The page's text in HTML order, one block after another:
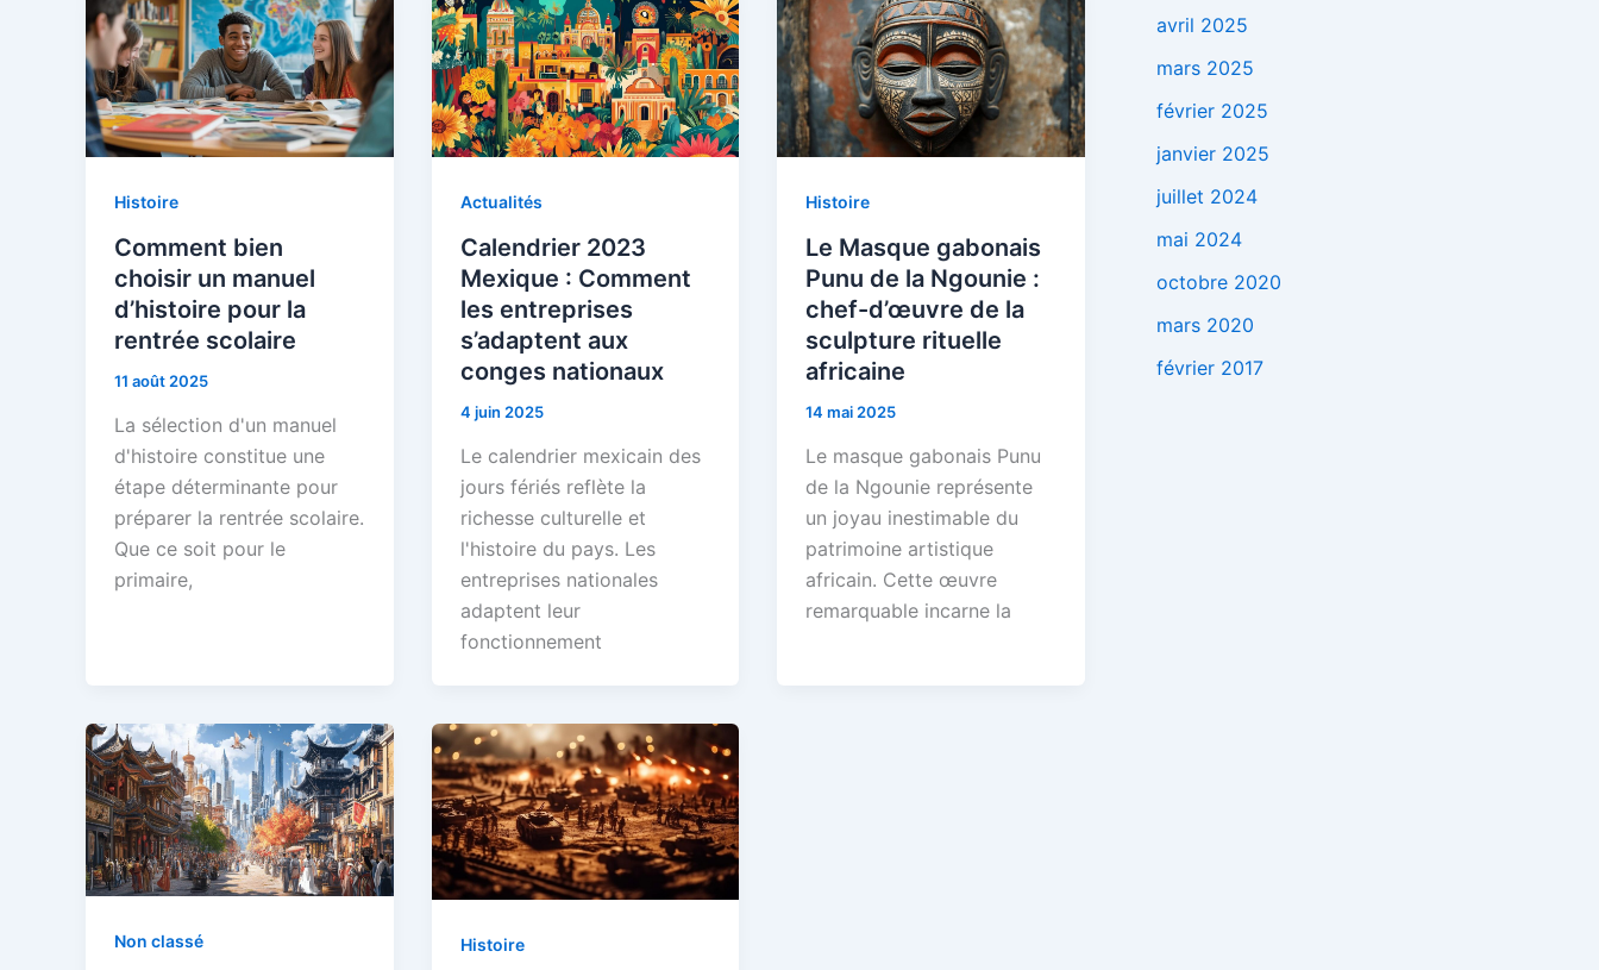
Histoire
Comment bien
choisir un manuel
d’histoire pour la
rentrée scolaire
11 août 2025
La sélection d'un manuel
d'histoire constitue une
étape déterminante pour
préparer la rentrée scolaire.
Que ce soit pour le
primaire,
Actualités
Calendrier 2023
Mexique : Comment
les entreprises
s’adaptent aux
conges nationaux
4 juin 2025
Le calendrier mexicain des
jours fériés reflète la
richesse culturelle et
l'histoire du pays. Les
entreprises nationales
adaptent leur
fonctionnement
Histoire
Le Masque gabonais
Punu de la Ngounie :
chef-d’œuvre de la
sculpture rituelle
africaine
14 mai 2025
Le masque gabonais Punu
de la Ngounie représente
un joyau inestimable du
patrimoine artistique
africain. Cette œuvre
remarquable incarne la
Non classé Histoire
avril 2025
mars 2025
février 2025
janvier 2025
juillet 2024
mai 2024
octobre 2020
mars 2020
février 2017